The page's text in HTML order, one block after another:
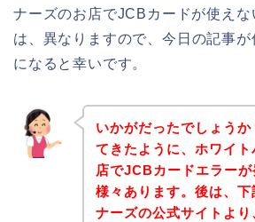
ナーズのお店でJCBカードが使えな
は、異なりますので、今日の記事
になると幸いです。
いかがだったでしょう
てきたように、ホワイ
店でJCBカードエラー
様々あります。後は、下
ナーズの公式サイトよ